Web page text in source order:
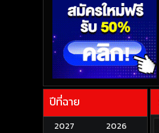
ปีที่ฉาย
2027
2026